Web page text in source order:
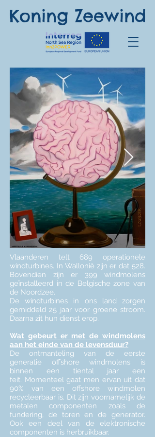
Koning Zeewind
Vlaanderen telt 689 operationele
windturbines. In Wallonië zijn er dat 528.
Bovendien zijn er 399 windmolens
geïnstalleerd in de Belgische zone van
de Noordzee.
De windturbines in ons land zorgen
gemiddeld 25 jaar voor groene stroom.
Daarna zit hun dienst erop.
Wat gebeurt er met de windmolens
aan het einde van de levensduur?
De ontmanteling van de eerste
generatie offshore windmolens is
binnen een tiental jaar een
feit. Momenteel gaat men ervan uit dat
90% van een offshore windmolen
recycleerbaar is. Dit zijn voornamelijk de
metalen componenten zoals de
fundering, de toren en de generator.
Ook een deel van de elektronische
componenten is herbruikbaar.